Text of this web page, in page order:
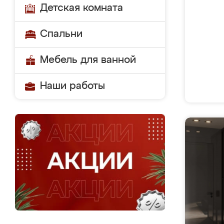
Детская комната
Спальни
Мебель для ванной
Наши работы